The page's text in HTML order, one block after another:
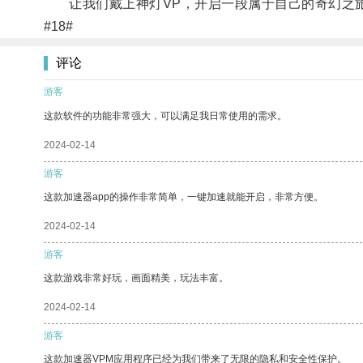
让我们戴上神灯VP，开启一段属于自己的奇幻之
#18#
评论
游客
这款软件的功能非常强大，可以满足我日常使用的需求。
2024-02-14
游客
这款加速器app的操作非常简单，一键加速就能开启，非常方便。
2024-02-14
游客
这款游戏非常好玩，画面精美，玩法丰富。
2024-02-14
游客
这款加速器VPM应用程序已经为我们带来了无限的隐私和安全性保护。